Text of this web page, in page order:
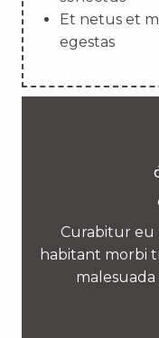
Et netus et
egestas
Curabitur eu
habitant morbi
malesuada